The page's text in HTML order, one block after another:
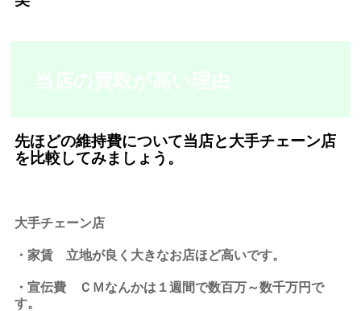
当店の買取が高い理由
先ほどの維持費について当店と大手チェーン店
を比較してみましょう。
大手チェーン店
・家賃 立地が良く大きなお店ほど高いです。
・宣伝費 ＣＭなんかは１週間で数百万～数千万円で
す。